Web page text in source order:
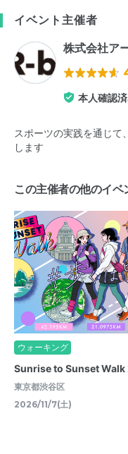
イベント主催者
株式会社ア
本人確認
スポーツの実践を通じて
します
この主催者の他のイベ
ウォーキング
Sunrise to Sunset
東京都渋谷区
2026/11/7(土)